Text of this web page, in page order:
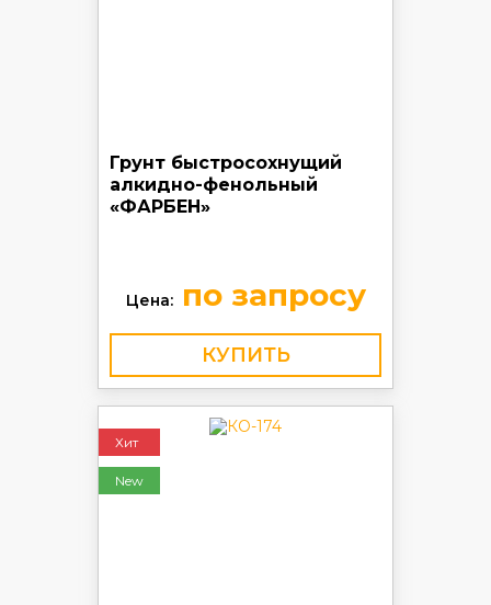
Грунт быстросохнущий
алкидно-фенольный
«ФАРБЕН»
Цена:по запросу
КУПИТЬ
Хит
New